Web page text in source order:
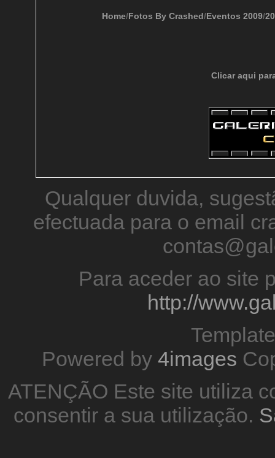
Home/Fotos By Crashed/Eventos 2009/
Clicar aqui
Qualquer duvida,
efectuada para o email
Para aceder ao site
http://
Powered by 4images
ATENÇÃO Este site utiliza
consentir a sua utilização.